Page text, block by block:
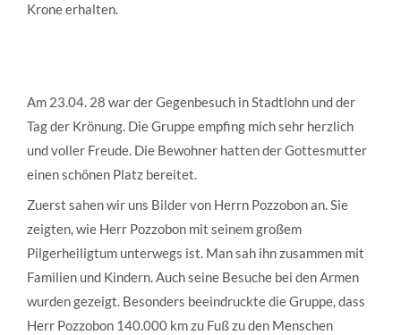
Krone erhalten.
Am 23.04. 28 war der Gegenbesuch in Stadtlohn und der
Tag der Krönung. Die Gruppe empfing mich sehr herzlich
und voller Freude. Die Bewohner hatten der Gottesmutter
einen schönen Platz bereitet.
Zuerst sahen wir uns Bilder von Herrn Pozzobon an. Sie
zeigten, wie Herr Pozzobon mit seinem großem
Pilgerheiligtum unterwegs ist. Man sah ihn zusammen mit
Familien und Kindern. Auch seine Besuche bei den Armen
wurden gezeigt. Besonders beeindruckte die Gruppe, dass
Herr Pozzobon 140.000 km zu Fuß zu den Menschen